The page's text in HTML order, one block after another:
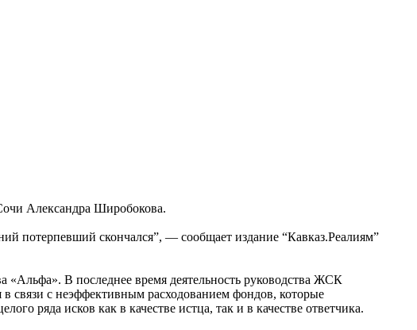
Александра Широбокова.
потерпевший скончался”, — сообщает издание “Кавказ.Реалиям”
«Альфа». В последнее время деятельность руководства ЖСК
связи с неэффективным расходованием фондов, которые
ряда исков как в качестве истца, так и в качестве ответчика.